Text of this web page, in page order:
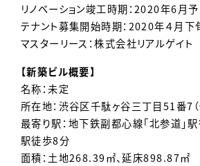
リノベーション竣工時期：2020年6月
テナント募集開始時期：2020年４月下
マスターリース：株式会社リアルゲイト
【新築ビル概要】
名称：未定
所在地：渋谷区千駄ヶ谷三丁目51番7（
最寄り駅：地下鉄副都心線「北参道」
駅徒歩8分
面積：土地268.39㎡、延床898.87㎡